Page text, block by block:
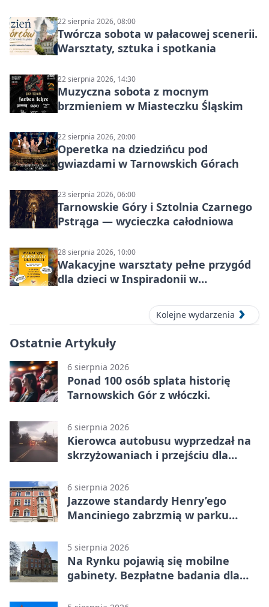
22 sierpnia 2026, 08:00
Twórcza sobota w pałacowej scenerii.
Warsztaty, sztuka i spotkania
22 sierpnia 2026, 14:30
Muzyczna sobota z mocnym
brzmieniem w Miasteczku Śląskim
22 sierpnia 2026, 20:00
Operetka na dziedzińcu pod
gwiazdami w Tarnowskich Górach
23 sierpnia 2026, 06:00
Tarnowskie Góry i Sztolnia Czarnego
Pstrąga — wycieczka całodniowa
28 sierpnia 2026, 10:00
Wakacyjne warsztaty pełne przygód
dla dzieci w Inspiradonii w
Kolejne wydarzenia
Ostatnie Artykuły
6 sierpnia 2026
Ponad 100 osób splata historię
Tarnowskich Gór z włóczki.
6 sierpnia 2026
Kierowca autobusu wyprzedzał na
skrzyżowaniach i przejściu dla
6 sierpnia 2026
Jazzowe standardy Henry’ego
Manciniego zabrzmią w parku
5 sierpnia 2026
Na Rynku pojawią się mobilne
gabinety. Bezpłatne badania dla